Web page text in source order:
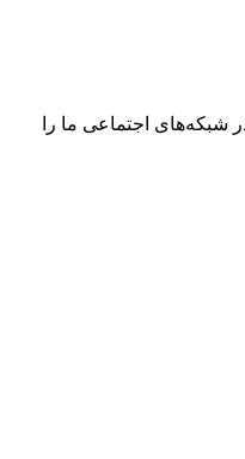
شبکه‌های اجتماعی ما را